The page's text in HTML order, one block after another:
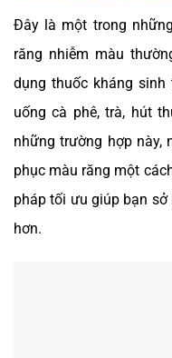
Đây là một trong
răng nhiễm màu
dụng thuốc kháng
uống cà phê, trà, hút
những trường hợp này,
phục màu răng một
pháp tối ưu giúp bạn
hơn.